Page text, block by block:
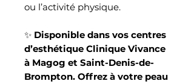
ou l’activité physique.
✨ Disponible dans vos centres
d’esthétique Clinique Vivance
à Magog et Saint-Denis-de-
Brompton. Offrez à votre peau